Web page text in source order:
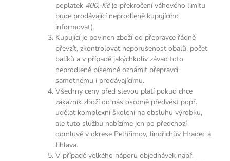
poplatek 400,-Kč(o překročení váhového limitu
bude prodávající neprodleně kupujícího
informovat).
Kupující je povinen zboží od přepravce řádně
převzít, zkontrolovat neporušenost obalů, počet
balíků a v případě jakýchkoliv závad toto
neprodleně písemně oznámit přepravci
samotnému i prodávajícímu.
Všechny ceny před slevou platí pokud chce
zákazník zboží od nás osobně předvést popř.
udělat komplexní školení na obsluhu výrobku,
ale tuto službu nabízíme jen po předchozí
domluvě v okrese Pelhřimov, Jindřichův Hradec a
Jihlava.
V případě velkého náporu objednávek např.